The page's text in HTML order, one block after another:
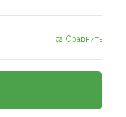
⚖ Сравнить